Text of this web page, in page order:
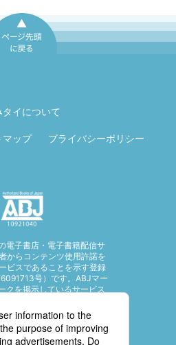
タイについて
マップ プライバシーポリシー
電子書店・電子書籍配信サ
からコンテンツ使用許諾を
ビスであることを示す登録
号）です。ABJマー
クを掲示しているサービス